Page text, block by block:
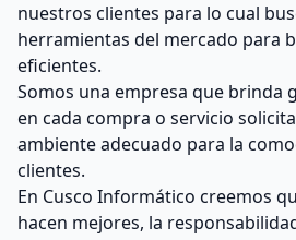
nuestros clientes para lo cual
herramientas del mercado para
eficientes.
Somos una empresa que brinda
en cada compra o servicio
ambiente adecuado para la
clientes.
En Cusco Informático creemos
hacen mejores, la